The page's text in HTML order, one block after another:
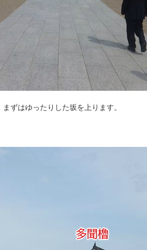
ずはゆったりした坂を上ります。